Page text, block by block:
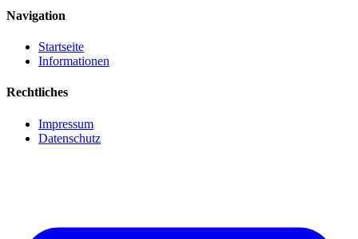
Navigation
Startseite
Informationen
Rechtliches
Impressum
Datenschutz